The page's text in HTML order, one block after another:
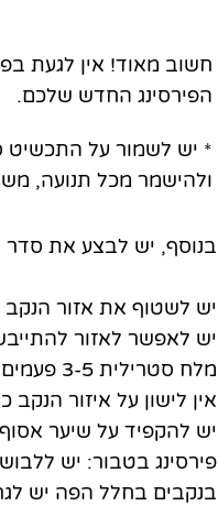
חשוב מאוד! אין לגעת
הפירסינג החדש שלכם.
* יש לשמור על התכשיט
ולהישמר מכל תנועה,
בנוסף, יש לבצע את סדר
יש לשטוף את אזור הנקב במים
יש לאפשר לאזור
מלח סטרילית 3-5 פעמים ביום.
אין לישון על איזור
יש להקפיד על שיער
פירסינג בטבור: יש
בנקבים בחלל הפה יש לגרגר תמיסת מי מלח/מי פה 3